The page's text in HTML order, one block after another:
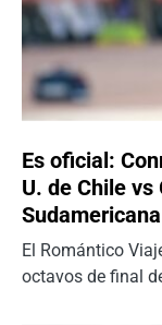
Es oficial:
U. de Chile vs
Sudamericana
El Romántico
octavos de final